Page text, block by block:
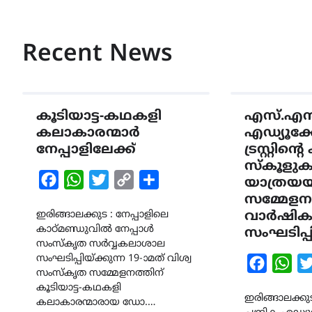
Recent News
കൂടിയാട്ട-കഥകളി
കലാകാരന്മാർ
നേപ്പാളിലേക്ക്
FacebookWhatsAppTwitterCopy
ഇരിങ്ങാലക്കുട : നേപ്പാളിലെ
കാഠ്മണ്ഡുവിൽ നേപ്പാൾ
സംസ്കൃത സർവ്വകലാശാല
സംഘടിപ്പിയ്ക്കുന്ന 19-ാമത് വിശ്വ
സംസ്കൃത സമ്മേളനത്തിന്
കൂടിയാട്ട-കഥകളി
കലാകാരന്മാരായ ഡോ.…
എസ്.എൻ